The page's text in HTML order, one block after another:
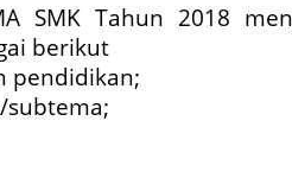
SMK Tahun 2018
berikut
pendidikan;